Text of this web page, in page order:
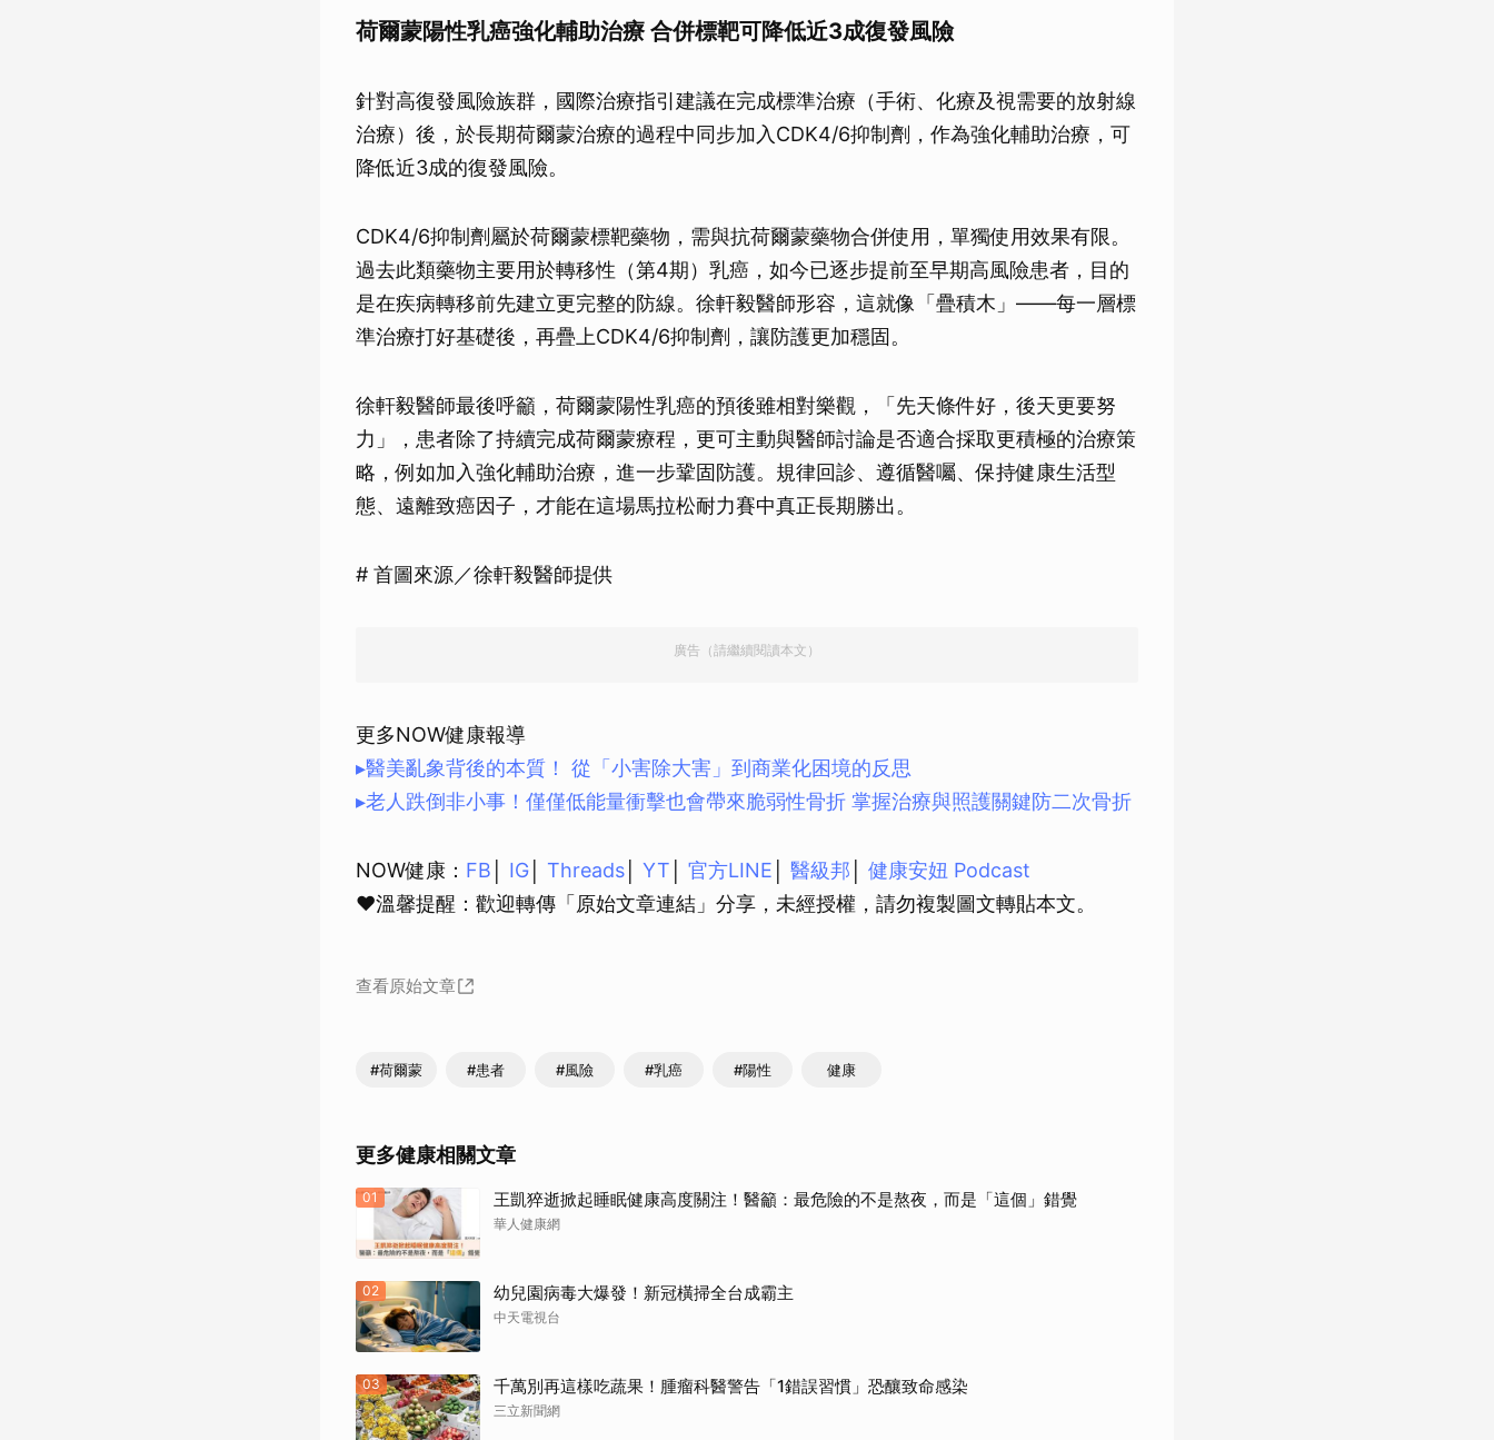
荷爾蒙陽性乳癌強化輔助治療 合併標靶可降低近3成復發風險
針對高復發風險族群，國際治療指引建議在完成標準治療（手術、化療及視需要的放射線
治療）後，於長期荷爾蒙治療的過程中同步加入CDK4/6抑制劑，作為強化輔助治療，可
降低近3成的復發風險。
CDK4/6抑制劑屬於荷爾蒙標靶藥物，需與抗荷爾蒙藥物合併使用，單獨使用效果有限。
過去此類藥物主要用於轉移性（第4期）乳癌，如今已逐步提前至早期高風險患者，目的
是在疾病轉移前先建立更完整的防線。徐軒毅醫師形容，這就像「疊積木」——每一層標
準治療打好基礎後，再疊上CDK4/6抑制劑，讓防護更加穩固。
徐軒毅醫師最後呼籲，荷爾蒙陽性乳癌的預後雖相對樂觀，「先天條件好，後天更要努
力」，患者除了持續完成荷爾蒙療程，更可主動與醫師討論是否適合採取更積極的治療策
略，例如加入強化輔助治療，進一步鞏固防護。規律回診、遵循醫囑、保持健康生活型
態、遠離致癌因子，才能在這場馬拉松耐力賽中真正長期勝出。
# 首圖來源／徐軒毅醫師提供
廣告（請繼續閱讀本文）
更多NOW健康報導
▸醫美亂象背後的本質！ 從「小害除大害」到商業化困境的反思
▸老人跌倒非小事！僅僅低能量衝擊也會帶來脆弱性骨折 掌握治療與照護關鍵防二次骨折
NOW健康： FB IG Threads YT 官方LINE 醫級邦
健康安妞 Podcast
❤溫馨提醒：歡迎轉傳「原始文章連結」分享，未經授權，請勿複製圖文轉貼本文。
查看原始文章
#荷爾蒙 #患者 #風險 #乳癌 #陽性 健康
更多健康相關文章
01 王凱猝逝掀起睡眠健康高度關注！醫籲：最危險的不是熬夜，而是「這個」錯覺
華人健康網
02 幼兒園病毒大爆發！新冠橫掃全台成霸主
中天電視台
03 千萬別再這樣吃蔬果！腫瘤科醫警告「1錯誤習慣」恐釀致命感染
三立新聞網